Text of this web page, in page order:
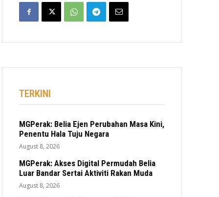
TERKINI
MGPerak: Belia Ejen Perubahan Masa Kini,
Penentu Hala Tuju Negara
August 8, 2026
MGPerak: Akses Digital Permudah Belia
Luar Bandar Sertai Aktiviti Rakan Muda
August 8, 2026